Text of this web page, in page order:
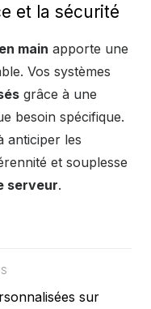
et la sécurité
main apporte une
Vos systèmes
grâce à une
besoin spécifique.
anticiper les
et souplesse
serveur.
sur